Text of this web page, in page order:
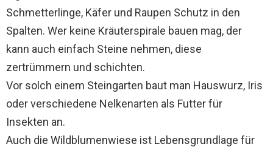
Schmetterlinge, Käfer und Raupen Schutz in den
Spalten. Wer keine Kräuterspirale bauen mag, der
kann auch einfach Steine nehmen, diese
zertrümmern und schichten.
Vor solch einem Steingarten baut man Hauswurz, Iris
oder verschiedene Nelkenarten als Futter für
Insekten an.
Auch die Wildblumenwiese ist Lebensgrundlage für